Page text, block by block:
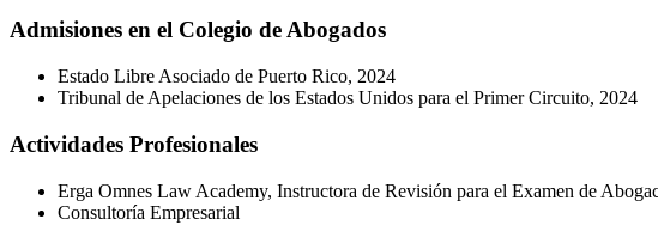
Admisiones en el Colegio de Abogados
Estado Libre Asociado de Puerto Rico, 2024
Tribunal de Apelaciones de los Estados Unidos para el Primer Circuito, 2024
Actividades Profesionales
Erga Omnes Law Academy, Instructora de Revisión para el Examen de
Consultoría Empresarial